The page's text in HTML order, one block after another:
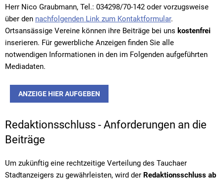
Herr Nico Graubmann, Tel.: 034298/70-142 oder vorzugsweise
über den nachfolgenden Link zum Kontaktformular.
Ortsansässige Vereine können ihre Beiträge bei uns kostenfrei
inserieren. Für gewerbliche Anzeigen finden Sie alle
notwendigen Informationen in den im Folgenden aufgeführten
Mediadaten.
ANZEIGE HIER AUFGEBEN
Redaktionsschluss - Anforderungen an die
Beiträge
Um zukünftig eine rechtzeitige Verteilung des Tauchaer
Stadtanzeigers zu gewährleisten, wird der Redaktionsschluss ab